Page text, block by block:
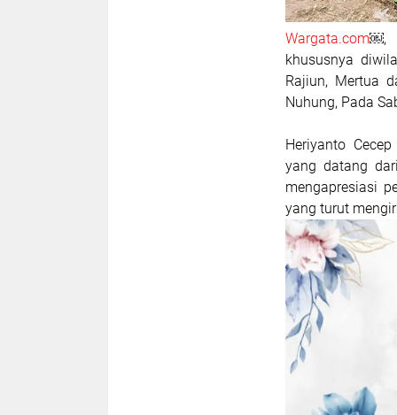
Wargata.com￼,
khususnya
Rajiun, Mertua
Nuhung, Pada
Heriyanto
yang datang
mengapresiasi
yang turut